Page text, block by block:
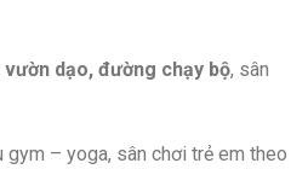
dạo, đường chạy bộ, sân
gym – yoga, sân chơi trẻ em theo